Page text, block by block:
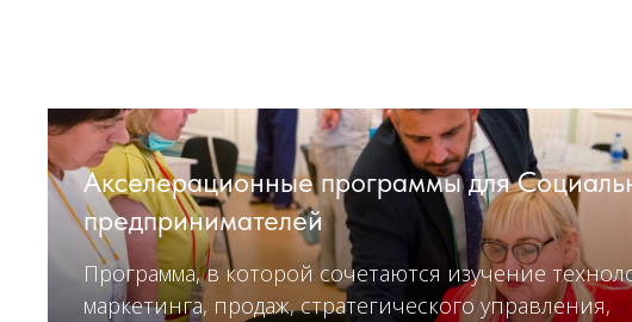
Акселерационные программы для
предпринимателей
Программа, в которой сочетаются изучение
маркетинга, продаж, стратегического управления,